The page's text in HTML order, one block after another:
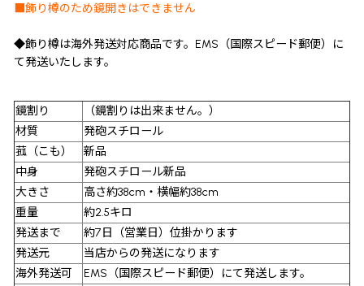
■飾り樽のため鏡開きはできません
◆飾り樽は海外発送対応商品です。EMS（国際スピード郵便）に
て発送いたします。
鏡割り
（鏡割りは出来ません。）
材質
発砲スチロール
菰（こも）
新品
中身
発砲スチロール新品
大きさ
高さ約38cm・横幅約38cm
重量
約2.5キロ
発送まで
約7日（営業日）位掛かります
発送元
当店からの発送になります
海外発送可
EMS（国際スピード郵便）にて発送します。